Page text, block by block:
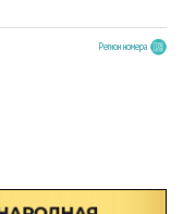
Регион номера